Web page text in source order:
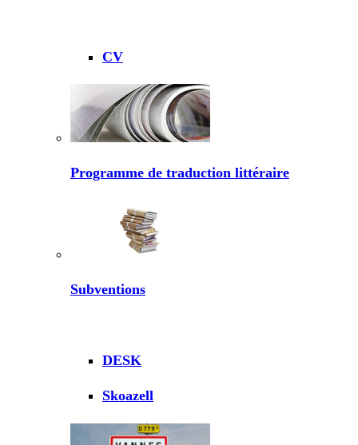
CV
Programme de traduction littéraire
Subventions
DESK
Skoazell